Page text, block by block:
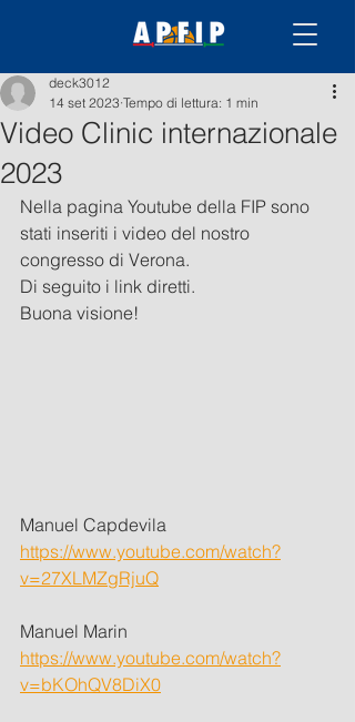
Video Clinic internazionale
2023
deck3012
14 set 2023 Tempo di lettura: 1 min
Nella pagina Youtube della FIP sono
stati inseriti i video del nostro
congresso di Verona.
Di seguito i link diretti.
Buona visione!
Manuel Capdevila
https://www.youtube.com/watch?
v=27XLMZgRjuQ
Manuel Marin
https://www.youtube.com/watch?
v=bKOhQV8DiX0